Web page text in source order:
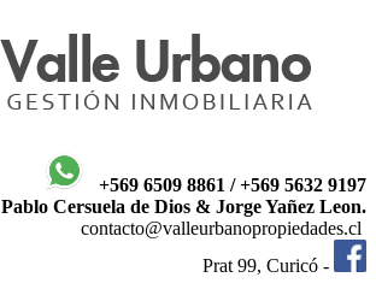
+569 6509 8861 / +569 5632 9197
Pablo Cersuela de Dios & Jorge Yañez Leon.
contacto@valleurbanopropiedades.cl
Prat 99, Curicó -